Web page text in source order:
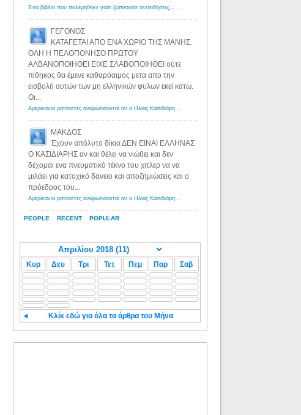
PEOPLE RECENT POPULAR
Ένα βιβλίο που πολεμήθηκε γιατί ξυπνούσε συνειδήσεις... - Λόγιος Ερμής | Η γνώση ξεκινάει με την αναζήτηση...
ΓΕΓΟΝΟΣ
ΚΑΤΑΓΕΤΑΙ ΑΠΟ ΕΝΑ ΧΩΡΙΟ ΤΗΣ ΜΑΝΗΣ.
ΟΛΗ Η ΠΕΛΟΠΟΝΗΣΟ ΠΡΩΤΟΥ
ΑΛΒΑΝΟΠΟΙΗΘΕΙ ΕΙΧΕ ΣΛΑΒΟΠΟΙΗΘΕΙ ούτε
πίθηκος θα έμενε καθαρόαιμος μετα απο την
εισβολή αυτών των μη ελληνικών φυλων εκεί κατω.
Οι...
Αμερικανοί ρατσιστές αναρωτιούνται αν ο Ηλίας Κασιδιάρης ανήκει στη λευκή φυλή... - Λόγιος Ερμής
ΜΑΚΔΟΣ
Έχουν απόλυτο δίκιο ΔΕΝ ΕΙΝΑΙ ΕΛΛΗΝΑΣ
Ο ΚΑΣΙΔΙΑΡΗΣ αν και θέλει να νιώθει και δεν
δέχομαι ενα πνευματικό τέκνο του χιτλερ να να
μιλάει για κατοχικό δανειο και αποζημιώσεις και ο
πρόεδρος του...
Αμερικανοί ρατσιστές αναρωτιούνται αν ο Ηλίας Κασιδιάρης ανήκει στη λευκή φυλή... - Λόγιος Ερμής
Κυρ Δευ Τρι Τετ Πεμ Παρ Σαβ
◄ Κλίκ εδώ για όλα τα άρθρα του Μήνα